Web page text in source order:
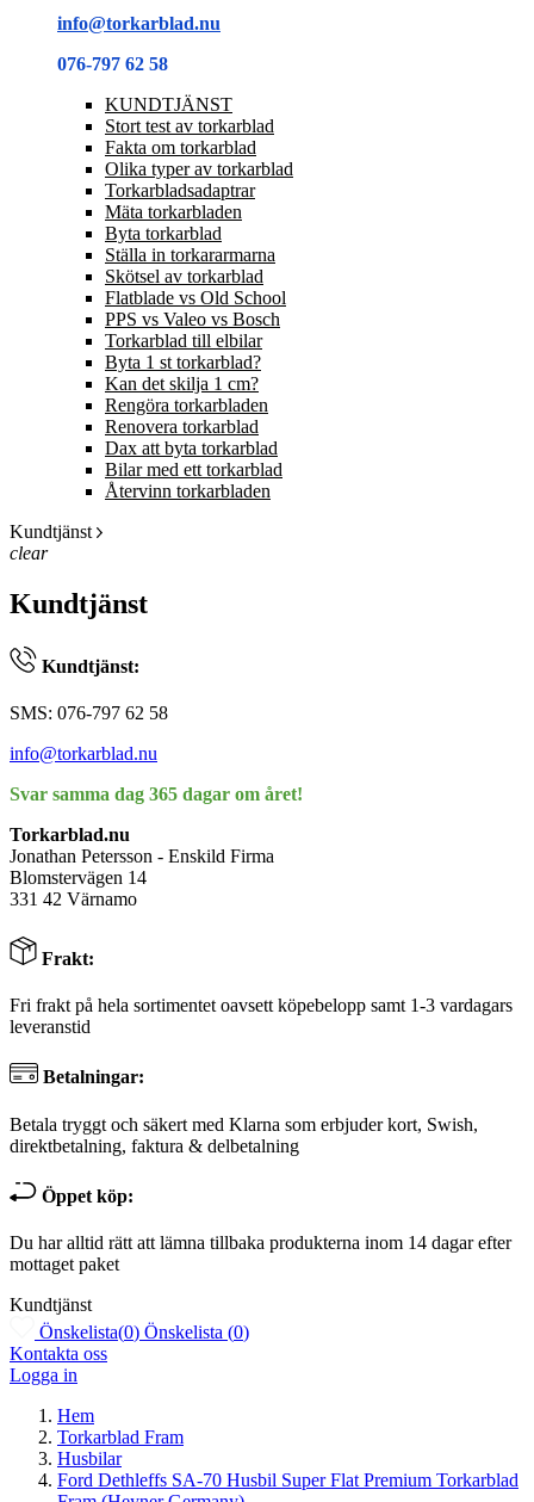
info@torkarblad.nu
076-797 62 58
KUNDTJÄNST
Stort test av torkarblad
Fakta om torkarblad
Olika typer av torkarblad
Torkarbladsadaptrar
Mäta torkarbladen
Byta torkarblad
Ställa in torkararmarna
Skötsel av torkarblad
Flatblade vs Old School
PPS vs Valeo vs Bosch
Torkarblad till elbilar
Byta 1 st torkarblad?
Kan det skilja 1 cm?
Rengöra torkarbladen
Renovera torkarblad
Dax att byta torkarblad
Bilar med ett torkarblad
Återvinn torkarbladen
Kundtjänst
clear
Kundtjänst
Kundtjänst:
SMS: 076-797 62 58
info@torkarblad.nu
Svar samma dag 365 dagar om året!
Torkarblad.nu
Jonathan Petersson - Enskild Firma
Blomstervägen 14
331 42 Värnamo
Frakt:
Fri frakt på hela sortimentet oavsett köpebelopp samt 1-3 vardagars
leveranstid
Betalningar:
Betala tryggt och säkert med Klarna som erbjuder kort, Swish,
direktbetalning, faktura & delbetalning
Öppet köp:
Du har alltid rätt att lämna tillbaka produkterna inom 14 dagar efter
mottaget paket
Kundtjänst
Önskelista(0) Önskelista (0)
Kontakta oss
Logga in
Hem
Torkarblad Fram
Husbilar
Ford Dethleffs SA-70 Husbil Super Flat Premium Torkarblad